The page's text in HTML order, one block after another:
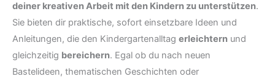
deiner kreativen Arbeit mit den Kindern zu unterstützen.
Sie bieten dir praktische, sofort einsetzbare Ideen und
Anleitungen, die den Kindergartenalltag erleichtern und
gleichzeitig bereichern. Egal ob du nach neuen
Bastelideen, thematischen Geschichten oder